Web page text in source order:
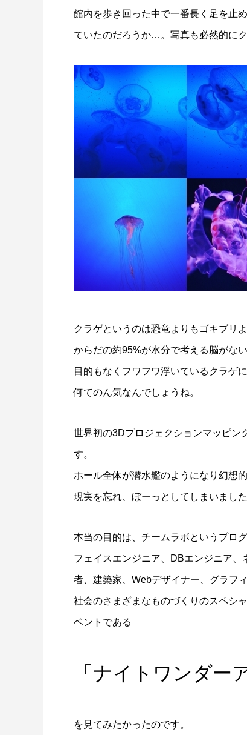
館内を歩き回った中で一番長く足を止
ていたのだろうか…。写真も必然的に
クラゲというのは恐竜よりもゴキブリ
からだの約95%が水分で考える脳がない
目的もなくフワフワ浮いているクラゲ
何てのん気なんでしょうね。
世界初の3Dプロジェクションマッピン
す。
ホール全体が潜水艦のようになり幻想的
現実を忘れ、ぼーっとしてしまいまし
本当の目的は、チームラボというプロ
フェイスエンジニア、DBエンジニア
者、建築家、Webデザイナー、グラフ
社会のさまざまなものづくりのスペシ
ベントである
「ナイトワンダー
を見てみたかったのです。